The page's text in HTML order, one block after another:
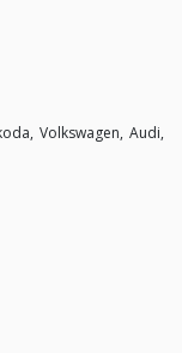
Volkswagen, Audi,